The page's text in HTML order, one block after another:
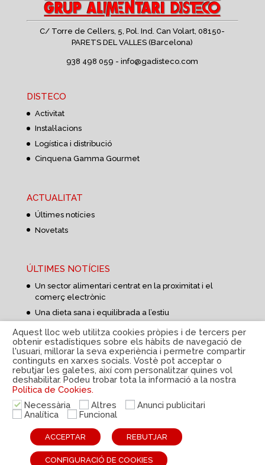
C/ Torre de Cellers, 5, Pol. Ind. Can Volart,08150-
PARETS DEL VALLES (Barcelona)
938 498 059 -info@gadisteco.com
DISTECO
Activitat
Instal·lacions
Logística i distribució
Cinquena Gamma Gourmet
ACTUALITAT
Últimes notícies
Novetats
ÚLTIMES NOTÍCIES
Un sector alimentari centrat en la proximitat i el
comerç electrònic
Una dieta sana i equilibrada a l’estiu
Aprovisionament d’aliments més curt i flexible
Política de privacitat Avís Legal
Política de cookies
|Sistema intern d'informació|© Disteco 2022
Aquest lloc web utilitza cookies pròpies i de tercers per
obtenir estadístiques sobre els hàbits de navegació de
l'usuari, millorar la seva experiència i permetre compartir
continguts en xarxes socials. Vostè pot acceptar o
rebutjar les galetes, així com personalitzar quines vol
deshabilitar. Podeu trobar tota la informació a la nostra
Política de Cookies.
Necessària
Altres
Anunci publicitari
Analítica
Funcional
ACCEPTAR REBUTJAR
CONFIGURACIÓ DE COOKIES
ESP CAT